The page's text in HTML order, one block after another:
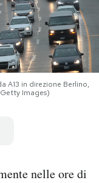
A13 in direzione Berlino,
Images)
nelle ore di